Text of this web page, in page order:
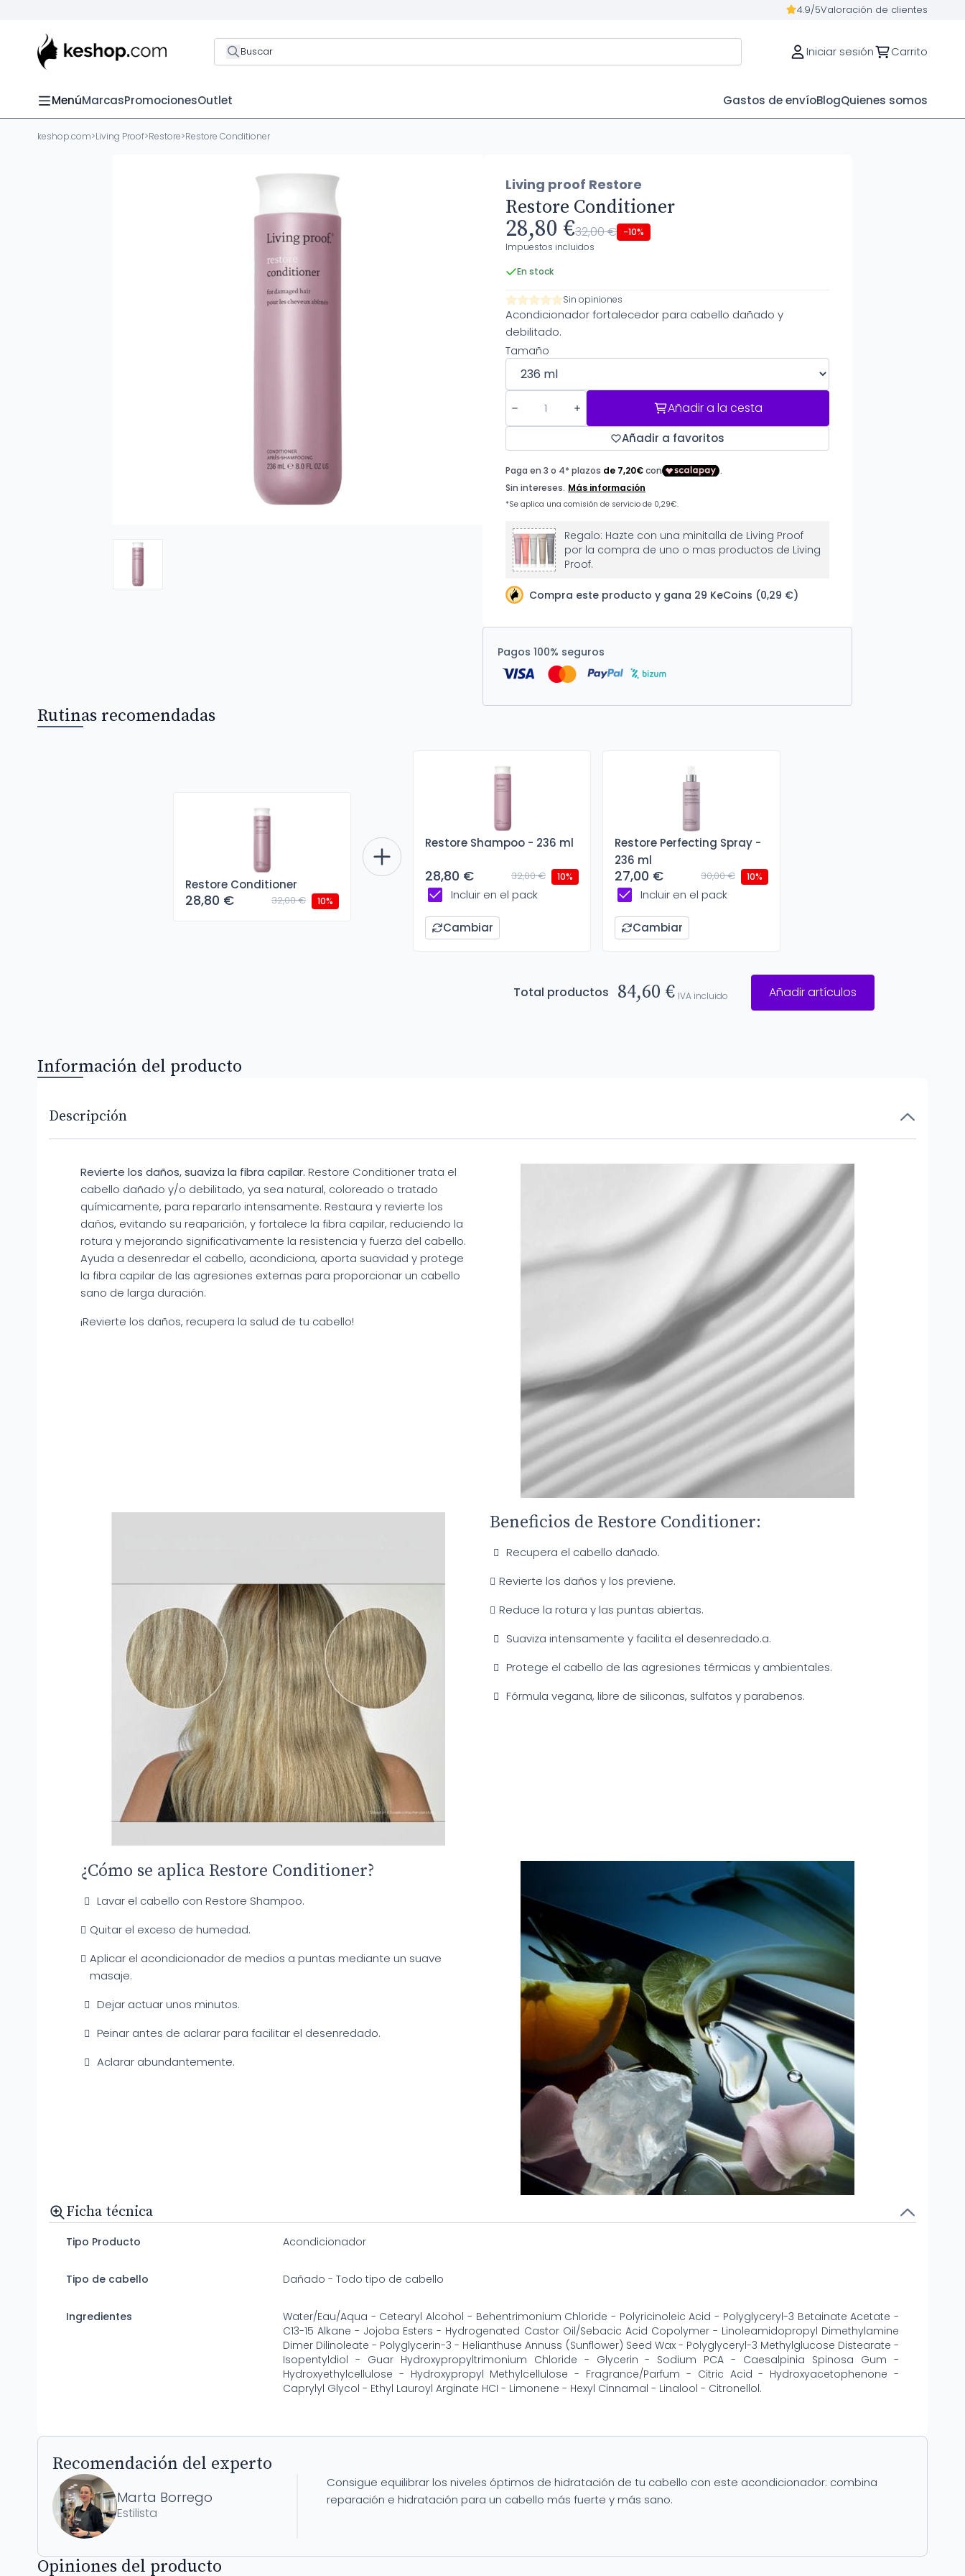
4.9/5Valoración de clientes
Buscar Iniciar sesión Carrito
MenúMarcasPromocionesOutlet Gastos de envíoBlogQuienes somos
keshop.com>Living Proof>Restore>Restore Conditioner
Living proof Restore
Restore Conditioner
28,80 €32,00 € -10%
Impuestos incluidos
En stock
Sin opiniones
Acondicionador fortalecedor para cabello dañado y
debilitado.
Tamaño
Añadir a la cesta
Añadir a favoritos
Regalo: Hazte con una minitalla de Living Proof
por la compra de uno o mas productos de Living
Proof.
Compra este producto y gana 29 KeCoins (0,29 €)
Pagos 100% seguros
Rutinas recomendadas
Restore Conditioner
28,80 € 32,00 € 10%
Restore Shampoo - 236 ml
28,80 € 32,00 € 10%
Incluir en el pack
Cambiar
Restore Perfecting Spray -
236 ml
27,00 € 30,00 € 10%
Incluir en el pack
Cambiar
Total productos 84,60 € IVA incluido Añadir artículos
Información del producto
Descripción
Revierte los daños, suaviza la fibra capilar. Restore Conditioner trata el
cabello dañado y/o debilitado, ya sea natural, coloreado o tratado
químicamente, para repararlo intensamente. Restaura y revierte los
daños, evitando su reaparición, y fortalece la fibra capilar, reduciendo la
rotura y mejorando significativamente la resistencia y fuerza del cabello.
Ayuda a desenredar el cabello, acondiciona, aporta suavidad y protege
la fibra capilar de las agresiones externas para proporcionar un cabello
sano de larga duración.
¡Revierte los daños, recupera la salud de tu cabello!
Beneficios de Restore Conditioner:
Recupera el cabello dañado.
Revierte los daños y los previene.
Reduce la rotura y las puntas abiertas.
Suaviza intensamente y facilita el desenredado.a.
Protege el cabello de las agresiones térmicas y ambientales.
Fórmula vegana, libre de siliconas, sulfatos y parabenos.
¿Cómo se aplica Restore Conditioner?
Lavar el cabello con Restore Shampoo.
Quitar el exceso de humedad.
Aplicar el acondicionador de medios a puntas mediante un suave
masaje.
Dejar actuar unos minutos.
Peinar antes de aclarar para facilitar el desenredado.
Aclarar abundantemente.
Ficha técnica
Tipo Producto Acondicionador
Tipo de cabello Dañado - Todo tipo de cabello
Ingredientes
Water/Eau/Aqua - Cetearyl Alcohol - Behentrimonium Chloride - Polyricinoleic Acid - Polyglyceryl-3 Betainate Acetate -
C13-15 Alkane - Jojoba Esters - Hydrogenated Castor Oil/Sebacic Acid Copolymer - Linoleamidopropyl Dimethylamine
Dimer Dilinoleate - Polyglycerin-3 - Helianthuse Annuss (Sunflower) Seed Wax - Polyglyceryl-3 Methylglucose Distearate -
Isopentyldiol - Guar Hydroxypropyltrimonium Chloride - Glycerin - Sodium PCA - Caesalpinia Spinosa Gum -
Hydroxyethylcellulose - Hydroxypropyl Methylcellulose - Fragrance/Parfum - Citric Acid - Hydroxyacetophenone -
Caprylyl Glycol - Ethyl Lauroyl Arginate HCI - Limonene - Hexyl Cinnamal - Linalool - Citronellol.
Recomendación del experto
Marta Borrego
Estilista
Consigue equilibrar los niveles óptimos de hidratación de tu cabello con este acondicionador: combina
reparación e hidratación para un cabello más fuerte y más sano.
Opiniones del producto